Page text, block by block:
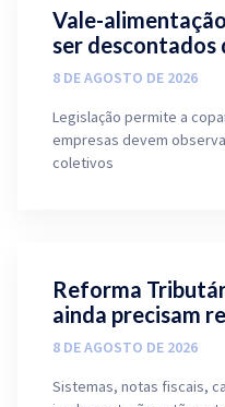
Vale-
ser descontados
8 DE AGOSTO DE 2026
Legislação permite a
empresas devem
coletivos
Reforma
ainda precisam
8 DE AGOSTO DE 2026
Sistemas, notas fiscais,